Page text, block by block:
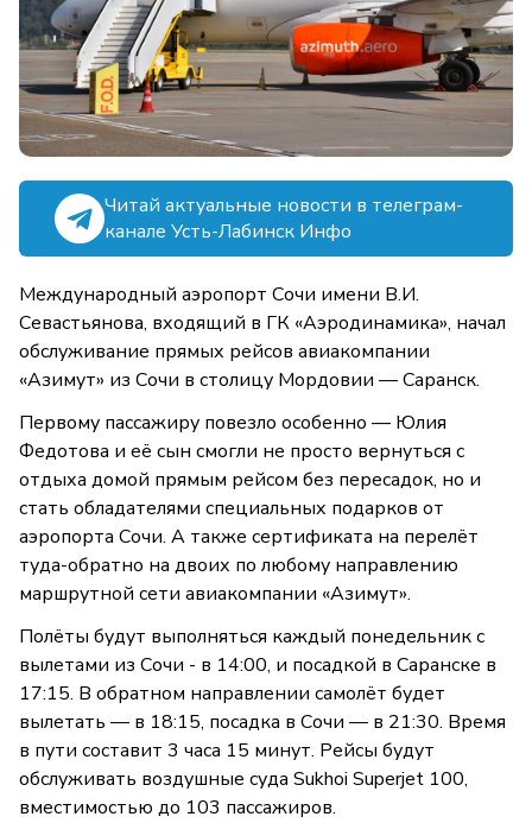
Читай актуальные новости в телеграм-
канале Усть-Лабинск Инфо
Международный аэропорт Сочи имени В.И.
Севастьянова, входящий в ГК «Аэродинамика», начал
обслуживание прямых рейсов авиакомпании
«Азимут» из Сочи в столицу Мордовии — Саранск.
Первому пассажиру повезло особенно — Юлия
Федотова и её сын смогли не просто вернуться с
отдыха домой прямым рейсом без пересадок, но и
стать обладателями специальных подарков от
аэропорта Сочи. А также сертификата на перелёт
туда-обратно на двоих по любому направлению
маршрутной сети авиакомпании «Азимут».
Полёты будут выполняться каждый понедельник с
вылетами из Сочи - в 14:00, и посадкой в Саранске в
17:15. В обратном направлении самолёт будет
вылетать — в 18:15, посадка в Сочи — в 21:30. Время
в пути составит 3 часа 15 минут. Рейсы будут
обслуживать воздушные суда Sukhoi Superjet 100,
вместимостью до 103 пассажиров.